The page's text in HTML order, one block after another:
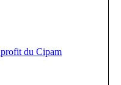
du Cipam